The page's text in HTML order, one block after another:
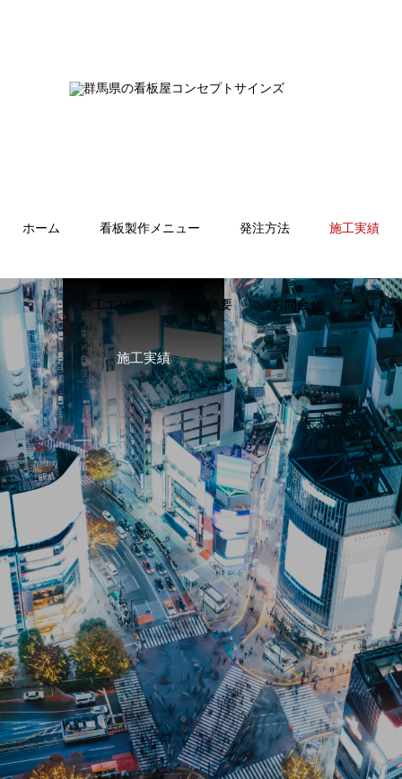
ホーム 看板製作メニュー 発注方法 施工実績
施工エリア 会社概要 お問合せ
施工実績